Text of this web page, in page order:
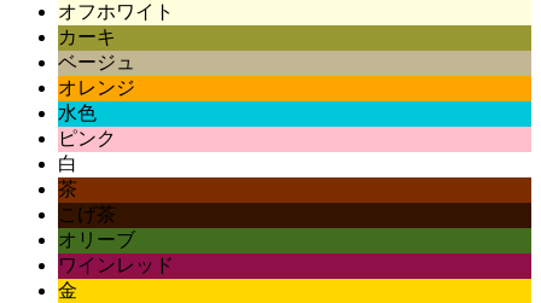
オフホワイト
カーキ
ベージュ
オレンジ
水色
ピンク
白
茶
こげ茶
オリーブ
ワインレッド
金